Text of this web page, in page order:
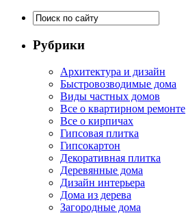
Рубрики
Архитектура и дизайн
Быстровозводимые дома
Виды частных домов
Все о квартирном ремонте
Все о кирпичах
Гипсовая плитка
Гипсокартон
Декоративная плитка
Деревянные дома
Дизайн интерьера
Дома из дерева
Загородные дома